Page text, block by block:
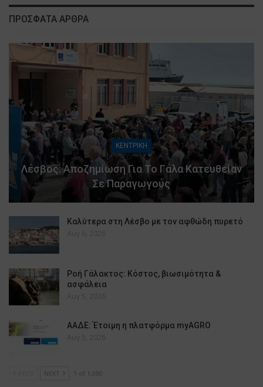
ΠΡΟΣΦΑΤΑ ΑΡΘΡΑ
ΚΕΝΤΡΙΚΗ
Λέσβος: Αποζημίωση Για Το Γάλα Κατευθείαν
Σε Παραγωγούς
Καλύτερα στη Λέσβο με τον αφθώδη πυρετό
Αυγ 6, 2026
Ροή Γάλακτος: Κόστος, βιωσιμότητα &
ασφάλεια
Αυγ 5, 2026
ΑΑΔΕ: Έτοιμη η πλατφόρμα myAGRO
Αυγ 5, 2026
NEXT 1 of 1,090